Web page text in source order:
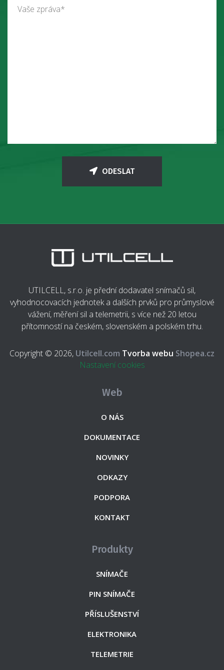
ODESLAT
UTILCELL, s.r.o. je přední dodavatel snímačů sil,
vyhodnocovacích jednotek a dalších prvků pro průmyslové
vážení, měření sil a telemetrii, s více než 20 letou
přítomností na českém, slovenském a polském trhu.
Copyright © 2026, Utilcell.com Tvorba webu Shopea.cz
Nastavení cookies
Web
O NÁS
DOKUMENTACE
NOVINKY
ODKAZY
PODPORA
KONTAKT
Produkty
SNÍMAČE
PIN SNÍMAČE
PŘÍSLUŠENSTVÍ
ELEKTRONIKA
TELEMETRIE